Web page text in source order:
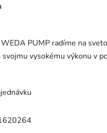
PUMP radíme na
vysokému výkonu v